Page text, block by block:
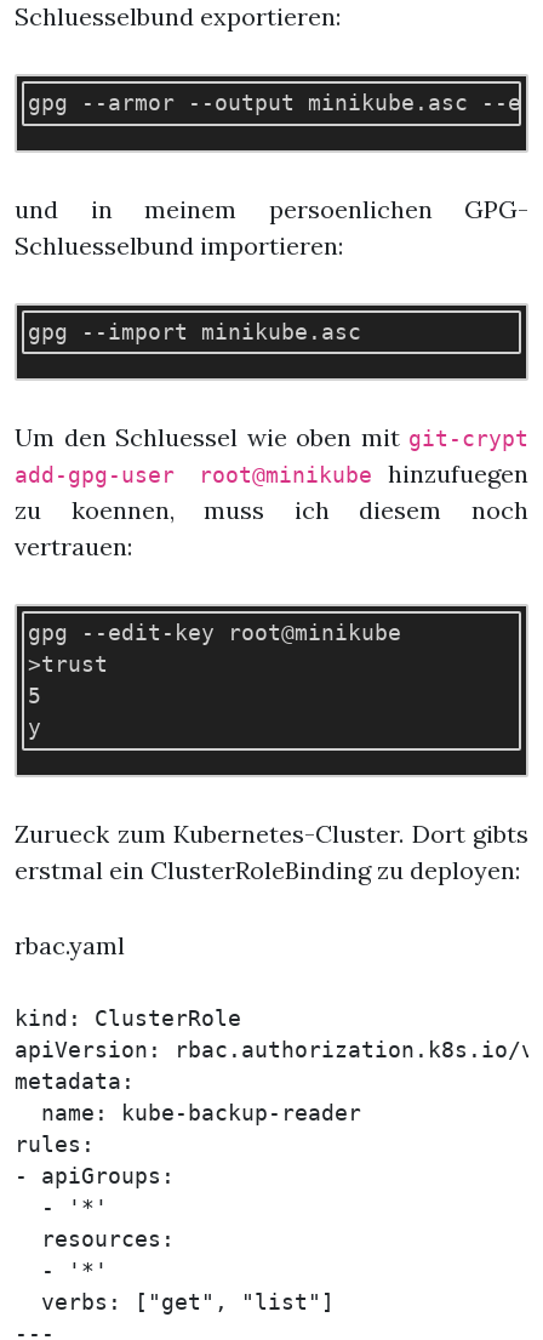
Schluesselbund exportieren:
und in meinem persoenlichen GPG-
Schluesselbund importieren:
Um den Schluessel wie oben mit git-crypt
add-gpg-user root@minikube
hinzufuegen
zu koennen, muss ich diesem noch
vertrauen:
gpg --edit-key root@minikube
>trust
5
Zurueck zum Kubernetes-Cluster. Dort gibts
erstmal ein ClusterRoleBinding zu deployen:
rbac.yaml
kind: ClusterRole
apiVersion: rbac.authorization.k8s.io/
metadata:
  name: kube-backup-reader
rules:
- apiGroups:
  - '*'
  resources:
  - '*'
  verbs: ["get", "list"]
---